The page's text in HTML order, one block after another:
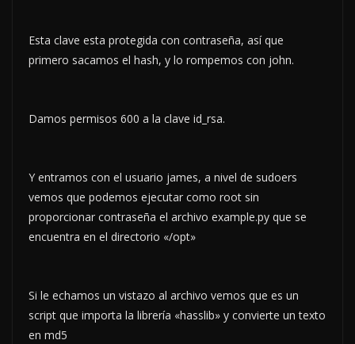
Esta clave esta protegida con contraseña, así que
primero sacamos el hash, y lo rompemos con john.
Damos permisos 600 a la clave id_rsa.
Y entramos con el usuario james, a nivel de sudoers
vemos que podemos ejecutar como root sin
proporcionar contraseña el archivo example.py que se
encuentra en el directorio «/opt»
Si le echamos un vistazo al archivo vemos que es un
script que importa la librería «hasslib» y convierte un texto
en md5